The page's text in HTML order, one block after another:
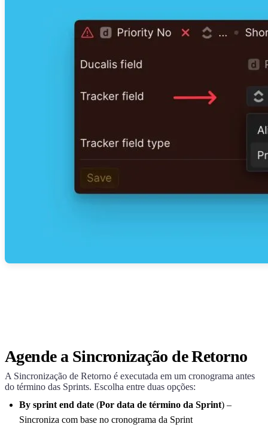
Agende a Sincronização de Retorno
A Sincronização de Retorno é executada em um cronograma antes
do término das Sprints. Escolha entre duas opções:
By sprint end date (Por data de término da Sprint) –
Sincroniza com base no cronograma da Sprint